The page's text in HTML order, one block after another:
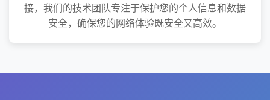
接，我们的技术团队专注于保护您的个人信息和数据
安全，确保您的网络体验既安全又高效。